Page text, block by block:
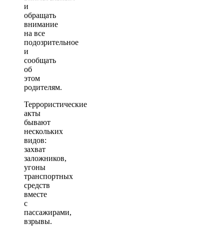
и
обращать
внимание
на все
подозрительное
и
сообщать
об
этом
родителям.
Террористические
акты
бывают
нескольких
видов:
захват
заложников,
угоны
транспортных
средств
вместе
с
пассажирами,
взрывы.